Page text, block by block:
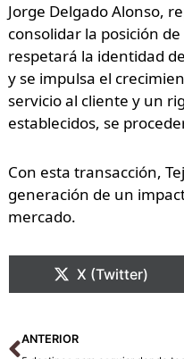
Jorge Delgado Alonso,
consolidar la posición
respetará la identidad
y se impulsa el
servicio al cliente y un
establecidos, se
Con esta transacción,
generación de un
mercado.
X (Twitter)
Ant
ANTERIOR